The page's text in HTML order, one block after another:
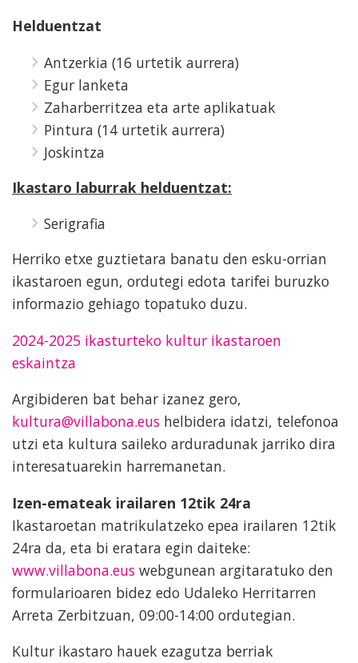
Helduentzat
Antzerkia (16 urtetik aurrera)
Egur lanketa
Zaharberritzea eta arte aplikatuak
Pintura (14 urtetik aurrera)
Joskintza
Ikastaro laburrak helduentzat:
Serigrafia
Herriko etxe guztietara banatu den esku-orrian
ikastaroen egun, ordutegi edota tarifei buruzko
informazio gehiago topatuko duzu.
2024-2025 ikasturteko kultur ikastaroen
eskaintza
Argibideren bat behar izanez gero,
kultura@villabona.eus helbidera idatzi, telefonoa
utzi eta kultura saileko arduradunak jarriko dira
interesatuarekin harremanetan.
Izen-emateak irailaren 12tik 24ra
Ikastaroetan matrikulatzeko epea irailaren 12tik
24ra da, eta bi eratara egin daiteke:
www.villabona.eus webgunean argitaratuko den
formularioaren bidez edo Udaleko Herritarren
Arreta Zerbitzuan, 09:00-14:00 ordutegian.
Kultur ikastaro hauek ezagutza berriak